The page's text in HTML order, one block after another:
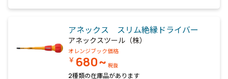
アネックス スリム絶縁ドライバー
アネックスツール（株）
オレンジブック価格
￥ 680~ 税抜
2種類の在庫品があります